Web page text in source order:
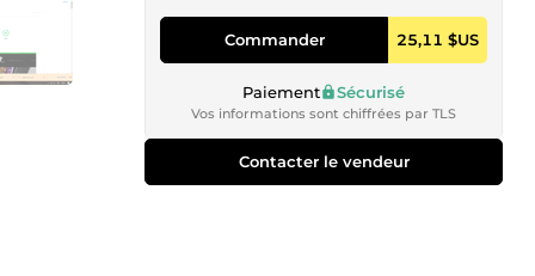
Commander 25,11 $US
Paiement Sécurisé
Vos informations sont chiffrées par TLS
Contacter le vendeur